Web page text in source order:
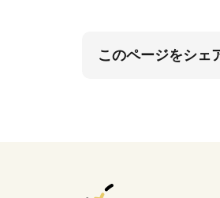
このページをシェ